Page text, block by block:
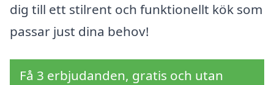
dig till ett stilrent och funktionellt kök som
passar just dina behov!
Få 3 erbjudanden, gratis och utan